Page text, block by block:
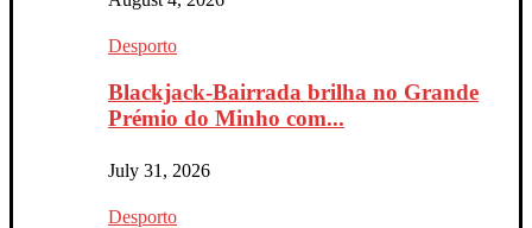
Desporto
Blackjack-Bairrada brilha no Grande
Prémio do Minho com...
July 31, 2026
Desporto